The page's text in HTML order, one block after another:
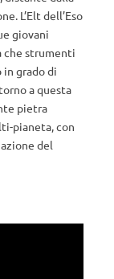
L’Elt dell’Eso
giovani
che strumenti
grado di
a questa
pietra
pianeta, con
del